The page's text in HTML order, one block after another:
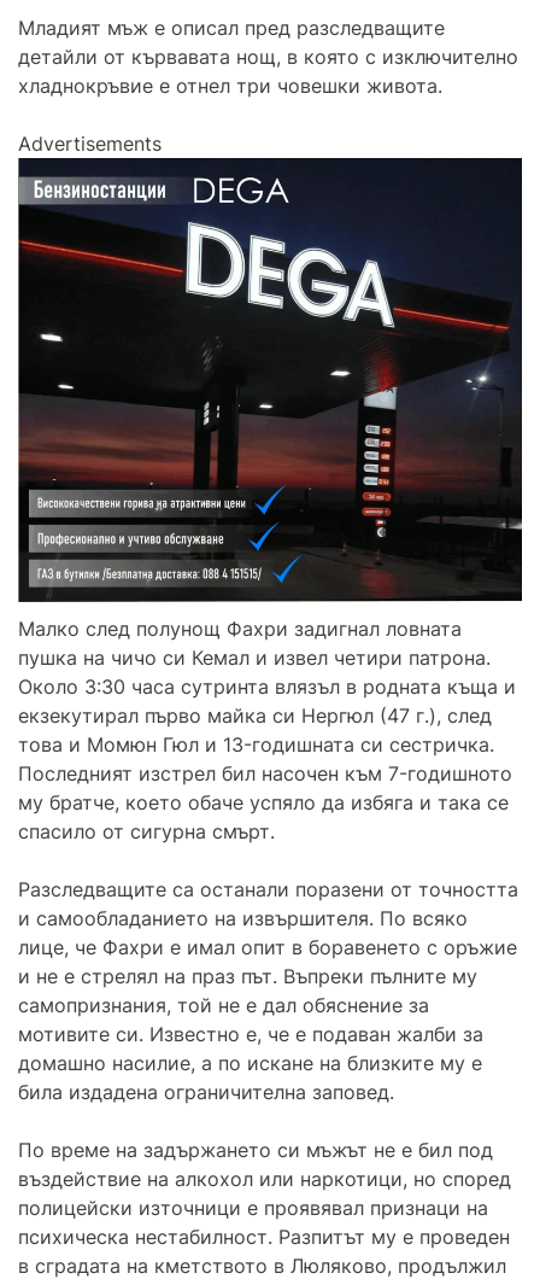
Младият мъж е описал пред разследващите
детайли от кървавата нощ, в която с изключително
хладнокръвие е отнел три човешки живота.
Advertisements
Малко след полунощ Фахри задигнал ловната
пушка на чичо си Кемал и извел четири патрона.
Около 3:30 часа сутринта влязъл в родната къща и
екзекутирал първо майка си Нергюл (47 г.), след
това и Момюн Гюл и 13-годишната си сестричка.
Последният изстрел бил насочен към 7-годишното
му братче, което обаче успяло да избяга и така се
спасило от сигурна смърт.
Разследващите са останали поразени от точността
и самообладанието на извършителя. По всяко
лице, че Фахри е имал опит в боравенето с оръжие
и не е стрелял на праз път. Въпреки пълните му
самопризнания, той не е дал обяснение за
мотивите си. Известно е, че е подаван жалби за
домашно насилие, а по искане на близките му е
била издадена ограничителна заповед.
По време на задържането си мъжът не е бил под
въздействие на алкохол или наркотици, но според
полицейски източници е проявявал признаци на
психическа нестабилност. Разпитът му е проведен
в сградата на кметството в Люляково, продължил